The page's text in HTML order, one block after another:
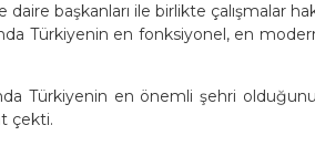
daire başkanları ile birlikte çalışmalar
Türkiyenin en fonksiyonel, en
Türkiyenin en önemli şehri
çekti.